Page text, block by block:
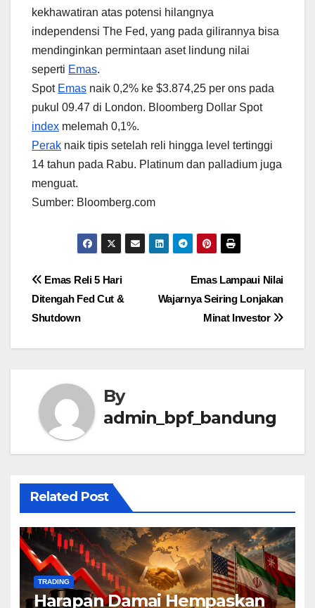
kekhawatiran atas potensi hilangnya
independensi The Fed, yang pada gilirannya bisa
mendinginkan permintaan aset lindung nilai
seperti Emas.
Spot Emas naik 0,2% ke $3.874,25 per ons pada
pukul 09.47 di London. Bloomberg Dollar Spot
index melemah 0,1%.
Perak naik tipis setelah reli hingga level tertinggi
14 tahun pada Rabu. Platinum dan palladium juga
menguat.
Sumber: Bloomberg.com
Post
navigation
Emas Lampaui Nilai
Wajarnya Seiring Lonjakan
Minat Investor
Emas Reli 5 Hari
Ditengah Fed Cut &
Shutdown
By
admin_bpf_bandung
Related Post
TRADING
Harapan Damai Hempaskan